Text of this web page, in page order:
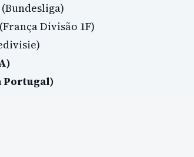
Divisão 1F)
Portugal)